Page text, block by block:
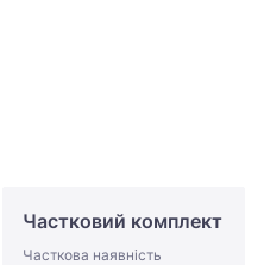
Частковий комплект
Часткова наявність